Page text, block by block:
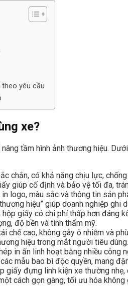
theo yêu cầu
xe?
tầm hình ảnh thương hiệu.
chắn, có khả năng chịu lực,
giúp cố định và bảo vệ tối đa,
logo, màu sắc và thông tin sản
hiệu” giúp doanh nghiệp ghi
giấy có chi phí thấp hơn đáng
độ bền và tính thẩm mỹ.
chế cao, không gây ô nhiễm và
hiệu trong mắt người tiêu dùng.
in ấn linh hoạt bằng nhiều công
mẫu bao bì độc quyền, mang
giấy đựng linh kiện xe thường
cách gọn gàng, tối ưu hóa